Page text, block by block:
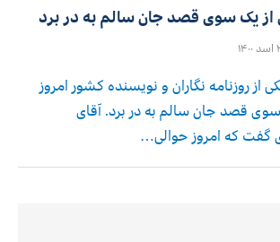
یک سوی قصد جان سالم به در برد
از روزنامه نگاران و نویسنده کشور امروز
) از یک سوی قصد جان سالم به در برد. آقای
گفت که امروز حوالی…